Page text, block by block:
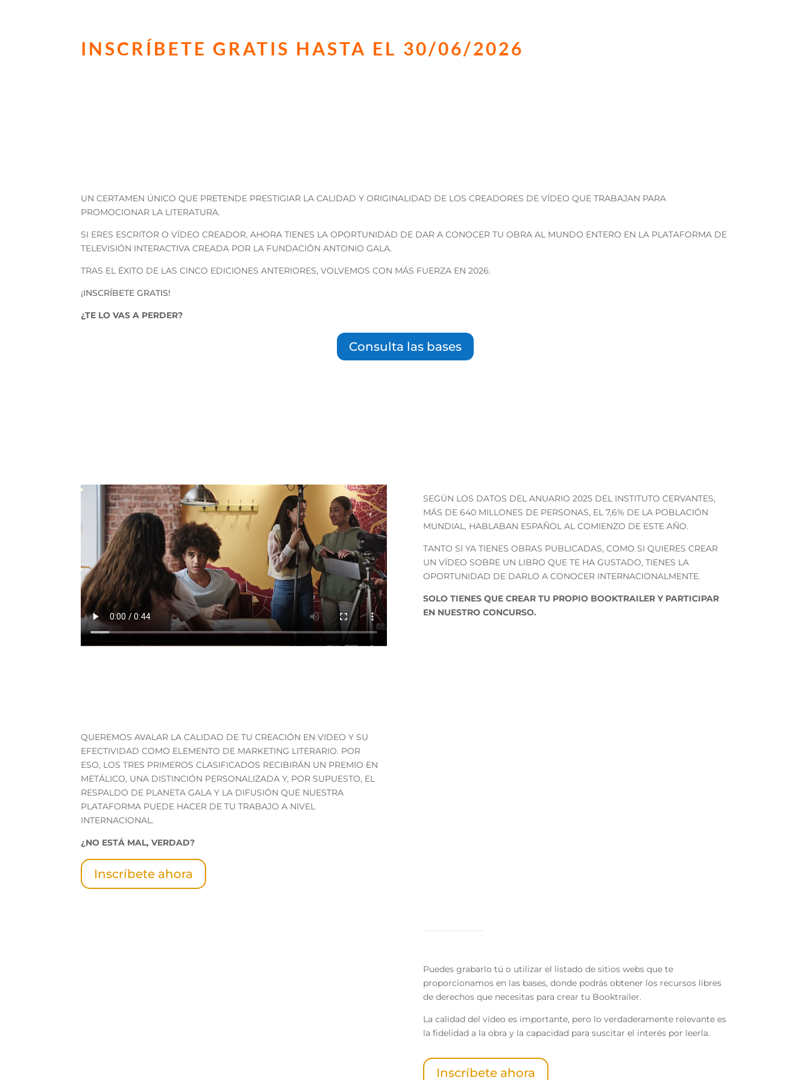
INSCRÍBETE GRATIS HASTA EL 30/06/2026
UN CERTAMEN ÚNICO QUE PRETENDE PRESTIGIAR LA CALIDAD Y ORIGINALIDAD DE LOS CREADORES DE VÍDEO QUE TRABAJAN PARA
PROMOCIONAR LA LITERATURA.
SI ERES ESCRITOR O VÍDEO CREADOR, AHORA TIENES LA OPORTUNIDAD DE DAR A CONOCER TU OBRA AL MUNDO ENTERO EN LA PLATAFORMA DE
TELEVISIÓN INTERACTIVA CREADA POR LA FUNDACIÓN ANTONIO GALA.
TRAS EL ÉXITO DE LAS CINCO EDICIONES ANTERIORES, VOLVEMOS CON MÁS FUERZA EN 2026.
¡INSCRÍBETE GRATIS!
¿TE LO VAS A PERDER?
Consulta las bases
QUEREMOS AVALAR LA CALIDAD DE TU CREACIÓN EN VIDEO Y SU
EFECTIVIDAD COMO ELEMENTO DE MARKETING LITERARIO. POR
ESO, LOS TRES PRIMEROS CLASIFICADOS RECIBIRÁN UN PREMIO EN
METÁLICO, UNA DISTINCIÓN PERSONALIZADA Y, POR SUPUESTO, EL
RESPALDO DE PLANETA GALA Y LA DIFUSIÓN QUE NUESTRA
PLATAFORMA PUEDE HACER DE TU TRABAJO A NIVEL
INTERNACIONAL.
¿NO ESTÁ MAL, VERDAD?
Inscríbete ahora
SEGÚN LOS DATOS DEL ANUARIO 2025 DEL INSTITUTO CERVANTES,
MÁS DE 640 MILLONES DE PERSONAS, EL 7,6% DE LA POBLACIÓN
MUNDIAL, HABLABAN ESPAÑOL AL COMIENZO DE ESTE AÑO.
TANTO SI YA TIENES OBRAS PUBLICADAS, COMO SI QUIERES CREAR
UN VÍDEO SOBRE UN LIBRO QUE TE HA GUSTADO, TIENES LA
OPORTUNIDAD DE DARLO A CONOCER INTERNACIONALMENTE.
SOLO TIENES QUE CREAR TU PROPIO BOOKTRAILER Y PARTICIPAR
EN NUESTRO CONCURSO.
Puedes grabarlo tú o utilizar el listado de sitios webs que te
proporcionamos en las bases, donde podrás obtener los recursos libres
de derechos que necesitas para crear tu Booktrailer.
La calidad del vídeo es importante, pero lo verdaderamente relevante es
la fidelidad a la obra y la capacidad para suscitar el interés por leerla.
Inscríbete ahora